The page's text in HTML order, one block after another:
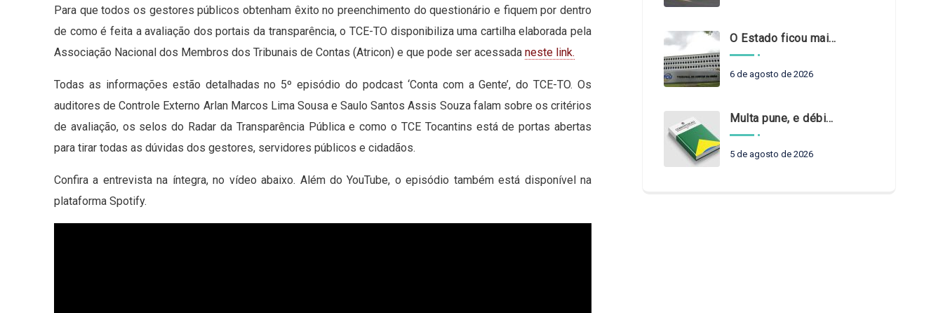
Para que todos os gestores públicos obtenham êxito no preenchimento do questionário e fiquem por dentro
de como é feita a avaliação dos portais da transparência, o TCE-TO disponibiliza uma cartilha elaborada pela
Associação Nacional dos Membros dos Tribunais de Contas (Atricon) e que pode ser acessada neste link.
Todas as informações estão detalhadas no 5º episódio do podcast ‘Conta com a Gente’, do TCE-TO. Os
auditores de Controle Externo Arlan Marcos Lima Sousa e Saulo Santos Assis Souza falam sobre os critérios
de avaliação, os selos do Radar da Transparência Pública e como o TCE Tocantins está de portas abertas
para tirar todas as dúvidas dos gestores, servidores públicos e cidadãos.
Confira a entrevista na íntegra, no vídeo abaixo. Além do YouTube, o episódio também está disponível na
plataforma Spotify.
O Estado ficou mais complexo. O controle precisa acompanhar
6 de agosto de 2026
Multa pune, e débito recompõe. § 3º do art. 71 da Constituição: um problema de legística formal
5 de agosto de 2026